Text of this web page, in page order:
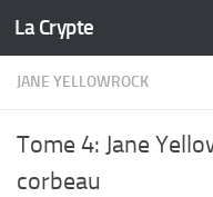
Skip to content
La Crypte
JANE YELLOWROCK
Tome 4: Jane
corbeau